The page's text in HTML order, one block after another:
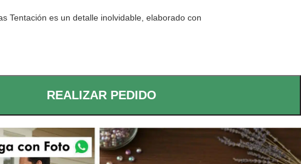
Tentación es un detalle inolvidable, elaborado con
REALIZAR PEDIDO